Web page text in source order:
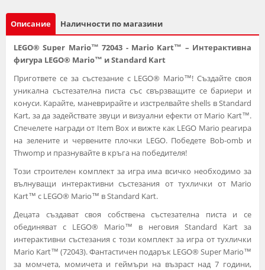
Описание Наличности по магазини
LEGO® Super Mario™ 72043 - Mario Kart™ – Интерактивна
фигура LEGO® Mario™ и Standard Kart
Пригответе се за състезание с LEGO® Mario™! Създайте своя
уникална състезателна писта със свързващите се бариери и
конуси. Карайте, маневрирайте и изстрелвайте shells в Standard
Kart, за да задействате звуци и визуални ефекти от Mario Kart™.
Спечелете награди от Item Box и вижте как LEGO Mario реагира
на зелените и червените плочки LEGO. Победете Bob-omb и
Thwomp и празнувайте в кръга на победителя!
Този строителен комплект за игра има всичко необходимо за
вълнуващи интерактивни състезания от тухлички от Mario
Kart™ с LEGO® Mario™ в Standard Kart.
Децата създават своя собствена състезателна писта и се
обединяват с LEGO® Mario™ в неговия Standard Kart за
интерактивни състезания с този комплект за игра от тухлички
Mario Kart™ (72043). Фантастичен подарък LEGO® Super Mario™
за момчета, момичета и геймъри на възраст над 7 години,